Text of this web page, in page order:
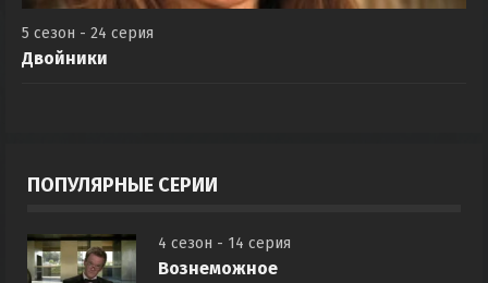
5 сезон - 24 серия
Двойники
ПОПУЛЯРНЫЕ СЕРИИ
4 сезон - 14 серия
Вознеможное